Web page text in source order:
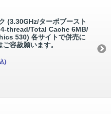
(3.30GHz/ターボブースト
thread/Total Cache 6MB/
530) 各サイトで併売に
容赦願います。
)